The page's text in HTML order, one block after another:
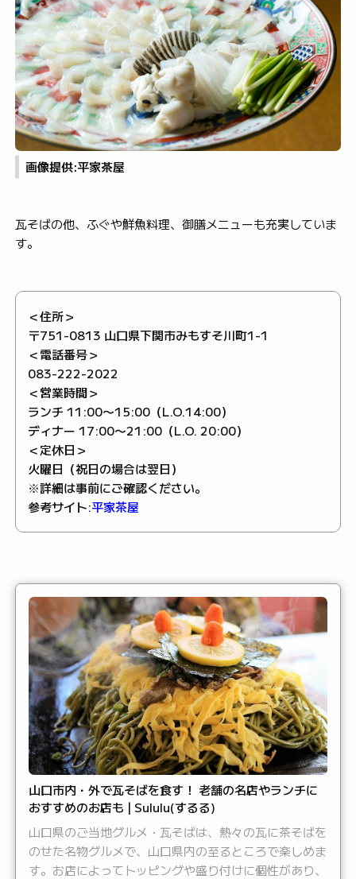
画像提供:平家茶屋
瓦そばの他、ふぐや鮮魚料理、御膳メニューも充実していま
す。
＜住所＞
〒751-0813 山口県下関市みもすそ川町1-1
＜電話番号＞
083-222-2022
＜営業時間＞
ランチ 11:00〜15:00（L.O.14:00）
ディナー 17:00〜21:00（L.O. 20:00）
＜定休日＞
火曜日（祝日の場合は翌日）
※詳細は事前にご確認ください。
参考サイト:平家茶屋
山口市内・外で瓦そばを食す！ 老舗の名店やランチに
おすすめのお店も | Sululu(するる)
山口県のご当地グルメ・瓦そばは、熱々の瓦に茶そばを
のせた名物グルメで、山口県内の至るところで楽しめま
す。お店によってトッピングや盛り付けに個性があり、